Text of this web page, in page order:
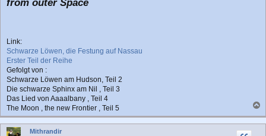
from outer Space
Link:
Schwarze Löwen, die Festung auf Nassau
Erster Teil der Reihe
Gefolgt von :
Schwarze Löwen am Hudson, Teil 2
Die schwarze Sphinx am Nil , Teil 3
Das Lied von Aaaalbany , Teil 4
The Moon , the new Frontier , Teil 5
a
c
Mithrandir